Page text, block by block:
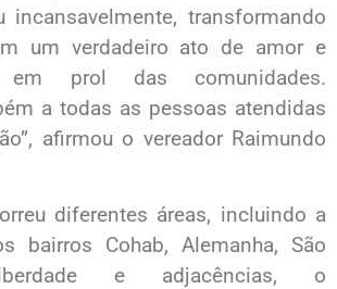
transformando
um verdadeiro ato de amor e
em prol das comunidades.
a todas as pessoas atendidas
afirmou o vereador Raimundo
diferentes áreas, incluindo a
bairros Cohab, Alemanha, São
e adjacências, o